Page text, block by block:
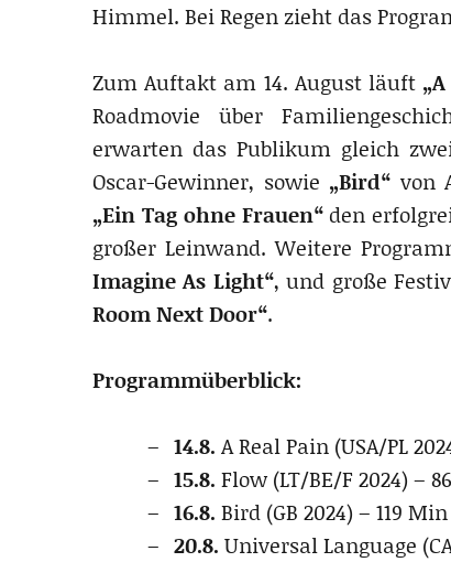
Himmel. Bei Regen zieht das
Zum Auftakt am 14. August läuft
Roadmovie über
erwarten das Publikum gleich
Oscar-Gewinner, sowie „Bird“ von
„Ein Tag ohne Frauen“den
großer Leinwand. Weitere
Imagine As Light“, und große
Room Next Door“.
Programmüberblick:
14.8. A Real Pain (USA/PL
15.8. Flow (LT/BE/F 2024) –
16.8. Bird (GB 2024) – 119
20.8. Universal Language